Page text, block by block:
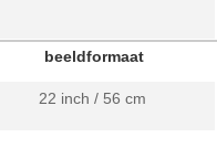
beeldformaat
22 inch / 56 cm